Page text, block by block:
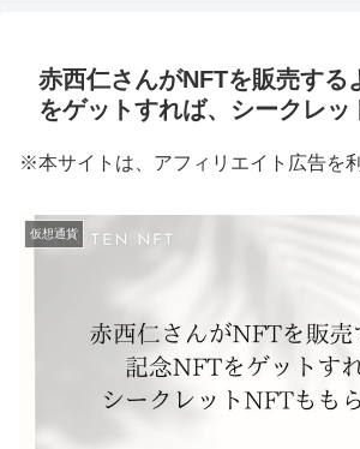
赤西仁さんがNFTを販売する
をゲットすれば、シークレッ
※本サイトは、アフィリエイト広告を
仮想通貨